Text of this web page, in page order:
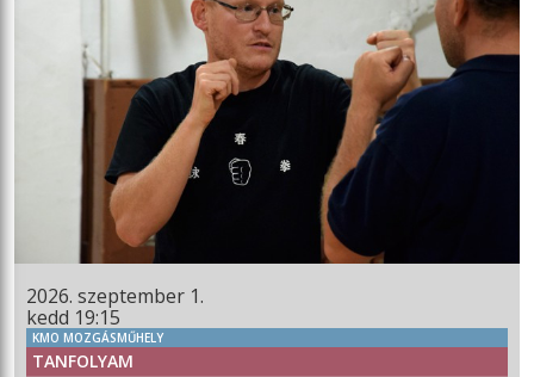
2026. szeptember 1.
kedd 19:15
KMO MOZGÁSMŰHELY
TANFOLYAM